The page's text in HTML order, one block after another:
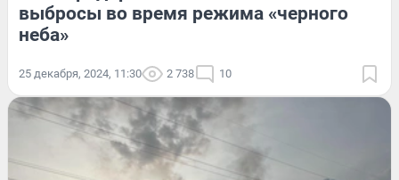
выбросы во время режима «черного
неба»
25 декабря, 2024, 11:30 2 738 10